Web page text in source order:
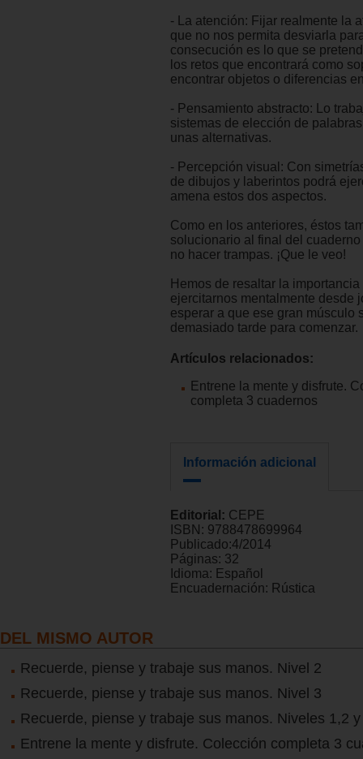
- La atención: Fijar realmente la
que no nos permita desviarla
consecución es lo que se
los retos que encontrará como
encontrar objetos o diferencias
- Pensamiento abstracto: Lo
sistemas de elección de
unas alternativas.
- Percepción visual: Con
de dibujos y laberintos podrá
amena estos dos aspectos.
Como en los anteriores, éstos
solucionario al final del
no hacer trampas. ¡Que le veo!
Hemos de resaltar la
ejercitarnos mentalmente desde
esperar a que ese gran músculo
demasiado tarde para comenzar.
Artículos relacionados:
Entrene la mente y disfrute.
completa 3 cuadernos
Información adicional
Editorial: CEPE
ISBN: 9788478699964
Publicado:4/2014
Páginas: 32
Idioma: Español
Encuadernación: Rústica
DEL MISMO AUTOR
Recuerde, piense y trabaje sus manos. Nivel 2
Recuerde, piense y trabaje sus manos. Nivel 3
Recuerde, piense y trabaje sus manos. Niveles 1,2
Entrene la mente y disfrute. Colección completa 3